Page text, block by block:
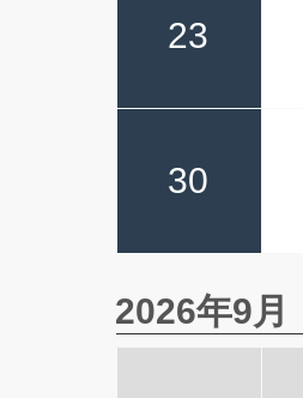
23
30
2026年9月